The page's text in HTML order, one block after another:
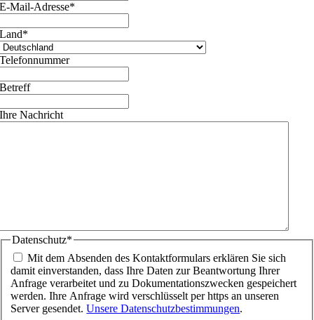
E-Mail-Adresse*
Land*
Telefonnummer
Betreff
Ihre Nachricht
Datenschutz*
Mit dem Absenden des Kontaktformulars erklären Sie sich
damit einverstanden, dass Ihre Daten zur Beantwortung Ihrer
Anfrage verarbeitet und zu Dokumentationszwecken gespeichert
werden. Ihre Anfrage wird verschlüsselt per https an unseren
Server gesendet.Unsere Datenschutzbestimmungen.